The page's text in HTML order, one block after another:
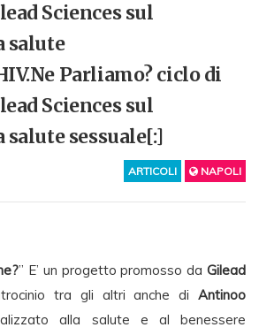
Sciences sul
salute
Parliamo? ciclo di
Sciences sul
salute sessuale[:]
ARTICOLI NAPOLI
” E’ un progetto promosso daGilead
tra gli altri anche diAntinoo
alla salute e al benessere